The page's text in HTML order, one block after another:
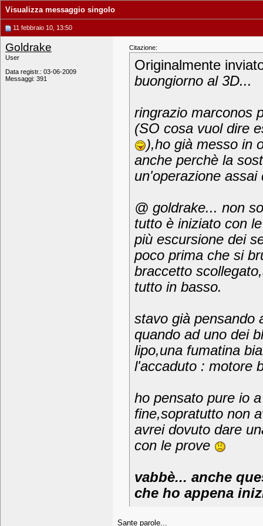
Visualizza messaggio singolo
11 febbraio 10, 13:50
Goldrake
User
Data registr.: 03-06-2009
Messaggi: 391
Citazione:
Originalmente
buongiorno al 3D...
ringrazio marconos
(SO cosa vuol dire
),ho già messo in
anche perchè la
un'operazione
@ goldrake... non
tutto è iniziato con
più escursione dei
poco prima che si
braccetto
tutto in basso.
stavo già pensando
quando ad uno dei
lipo,una fumatina
l'accaduto : motore
ho pensato pure io
fine,sopratutto non
avrei dovuto dare
con le prove
vabbè... anche
che ho appena
Sante parole...